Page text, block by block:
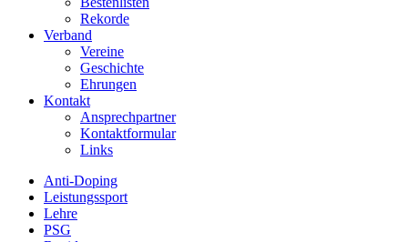
Rekorde
Verband
Vereine
Geschichte
Ehrungen
Kontakt
Ansprechpartner
Kontaktformular
Links
Anti-Doping
Leistungssport
Lehre
PSG